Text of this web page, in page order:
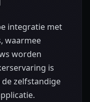
integratie met
waarmee
worden
is
zelfstandige